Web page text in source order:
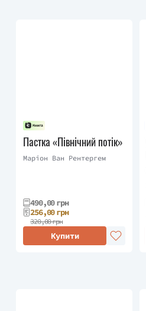
Пастка «Північний потік»
Маріон Ван Рентергем
490,00 грн
256,00 грн
320,00 грн
Купити